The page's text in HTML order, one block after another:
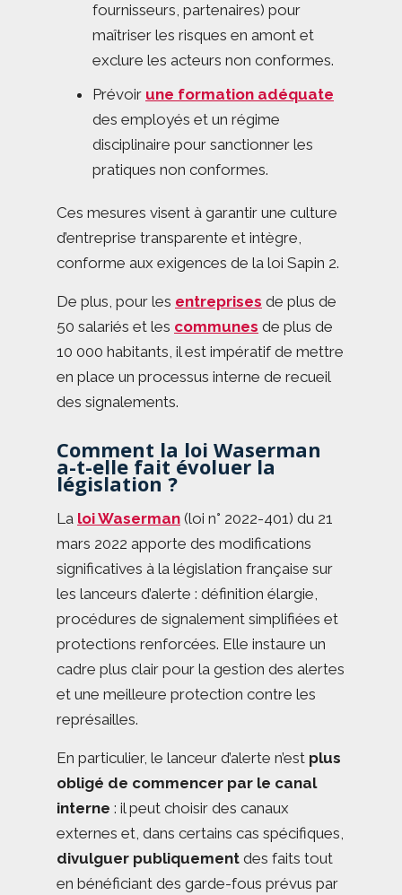
fournisseurs, partenaires) pour
maîtriser les risques en amont et
exclure les acteurs non conformes.
Prévoir une formation adéquate
des employés et un régime
disciplinaire pour sanctionner les
pratiques non conformes.
Ces mesures visent à garantir une culture
d’entreprise transparente et intègre,
conforme aux exigences de la loi Sapin 2.
De plus, pour les entreprises de plus de
50 salariés et les communes de plus de
10 000 habitants, il est impératif de mettre
en place un processus interne de recueil
des signalements.
Comment la loi Waserman
a-t-elle fait évoluer la
législation ?
La loi Waserman (loi n° 2022-401) du 21
mars 2022 apporte des modifications
significatives à la législation française sur
les lanceurs d’alerte : définition élargie,
procédures de signalement simplifiées et
protections renforcées. Elle instaure un
cadre plus clair pour la gestion des alertes
et une meilleure protection contre les
représailles.
En particulier, le lanceur d’alerte n’est plus
obligé de commencer par le canal
interne : il peut choisir des canaux
externes et, dans certains cas spécifiques,
divulguer publiquement des faits tout
en bénéficiant des garde-fous prévus par